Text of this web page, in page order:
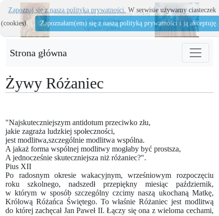
Strona główna
Żywy Różaniec
"Najskuteczniejszym antidotum przeciwko złu,
jakie zagraża ludzkiej społeczności,
jest modlitwa,szczególnie modlitwa wspólna.
A jakaż forma wspólnej modlitwy mogłaby być prostsza,
A jednocześnie skuteczniejsza niż różaniec?".
Pius XII
Po radosnym okresie wakacyjnym, wrześniowym rozpoczęciu
roku szkolnego, nadszedł przepiękny miesiąc październik,
w którym w sposób szczególny czcimy naszą ukochaną Matkę,
Królową Różańca Świętego. To właśnie Różaniec jest modlitwą
do której zachęcał Jan Paweł II. Łączy się ona z wieloma cechami,
Zapoznaj się z naszą polityka prywatności. W serwisie używamy ciasteczek
(cookies).
Zapoznałam(em) się z naszą polityką prywatności i ją akceptuję.